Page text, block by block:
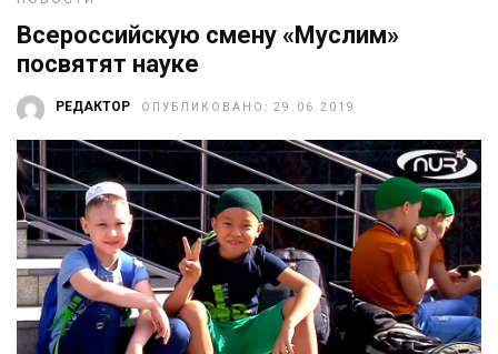
Всероссийскую смену «Муслим»
посвятят науке
РЕДАКТОР ОПУБЛИКОВАНО: 29.06.2019